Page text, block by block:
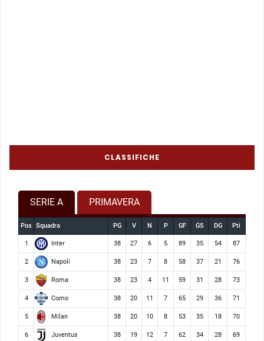
CLASSIFICHE
SERIE A PRIMAVERA
Pos Squadra PG V N P GF GS DG Pti
1 Inter 38 27 6 5 89 35 54 87
2 Napoli 38 23 7 8 58 37 21 76
3 Roma 38 23 4 11 59 31 28 73
4 Como 38 20 11 7 65 29 36 71
5 Milan 38 20 10 8 53 35 18 70
6 Juventus 38 19 12 7 62 34 28 69